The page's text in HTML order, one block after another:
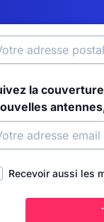
la
Recevoir aussi les